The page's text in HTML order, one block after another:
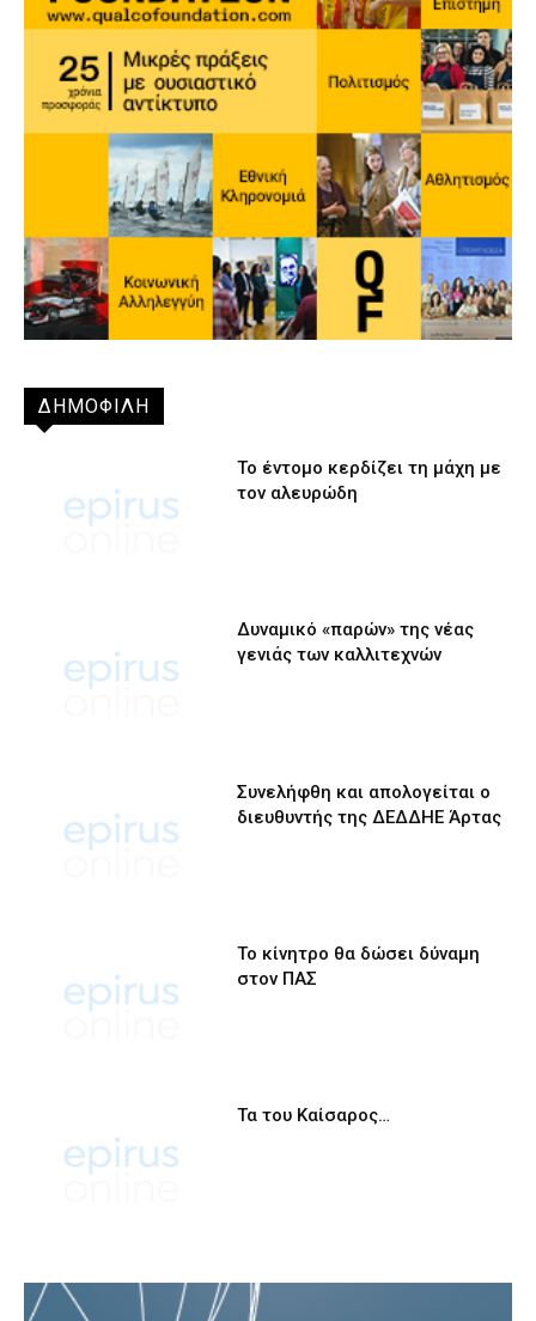
ΔΗΜΟΦΙΛΗ
Το έντομο κερδίζει τη μάχη με
τον αλευρώδη
Δυναμικό «παρών» της νέας
γενιάς των καλλιτεχνών
Συνελήφθη και απολογείται ο
διευθυντής της ΔΕΔΔΗΕ Άρτας
Το κίνητρο θα δώσει δύναμη
στον ΠΑΣ
Τα του Καίσαρος…